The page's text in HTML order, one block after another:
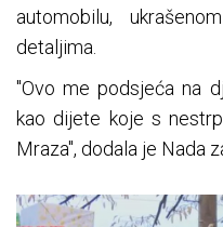
automobilu,
detaljima.
"Ovo me podsjeća na
kao dijete koje s
Mraza", dodala je Nada